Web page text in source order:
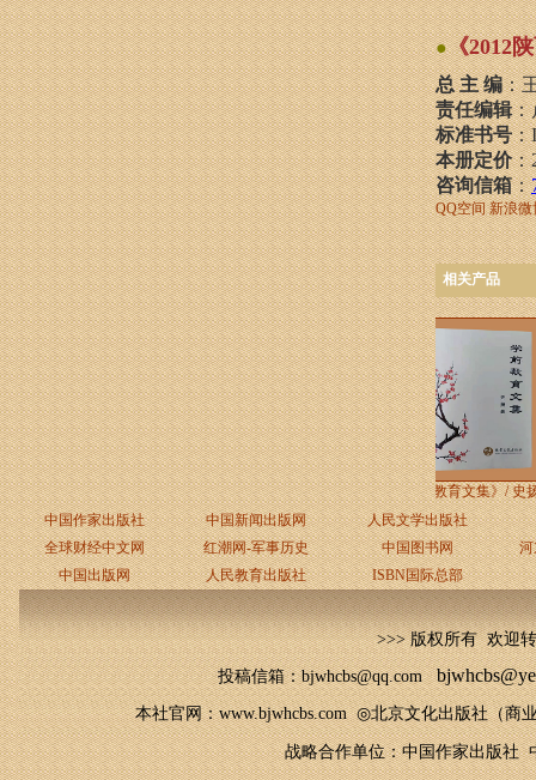
●《2012
总 主 编：
责任编辑：
标准书号：
本册定价：
咨询信箱：
QQ空间 新浪微
相关产品
《GeoServer入门 《Creator三维建模
《学前教育文集》/ 史扬
中国作家出版社
中国新闻出版网
人民文学出版社
全球财经中文网
红潮网-军事历史 中国图书网
中国出版网
人民教育出版社 ISBN国际总部
>>> 版权所有 欢迎
投稿信箱：bjwhcbs@qq.com
本社官网：www.bjwhcbs.com◎北京文化出版社（商
战略合作单位：中国作家出版社